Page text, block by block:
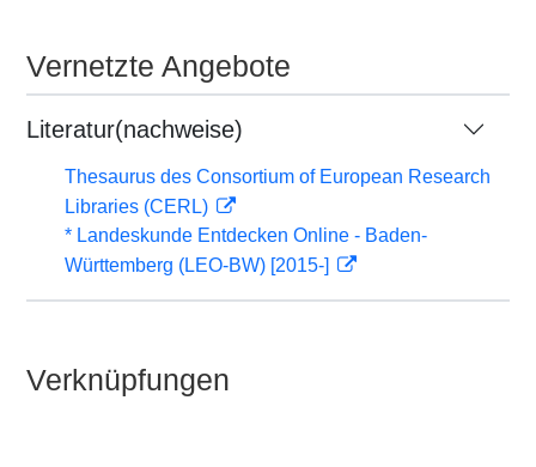
Vernetzte Angebote
Literatur(nachweise)
Thesaurus des Consortium of European Research
Libraries (CERL)
* Landeskunde Entdecken Online - Baden-
Württemberg (LEO-BW) [2015-]
Verknüpfungen